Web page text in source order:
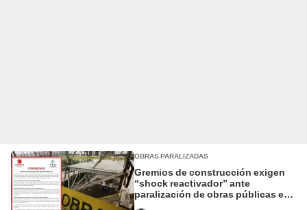
OBRAS PARALIZADAS
Gremios de construcción exigen
“shock reactivador” ante
paralización de obras públicas en